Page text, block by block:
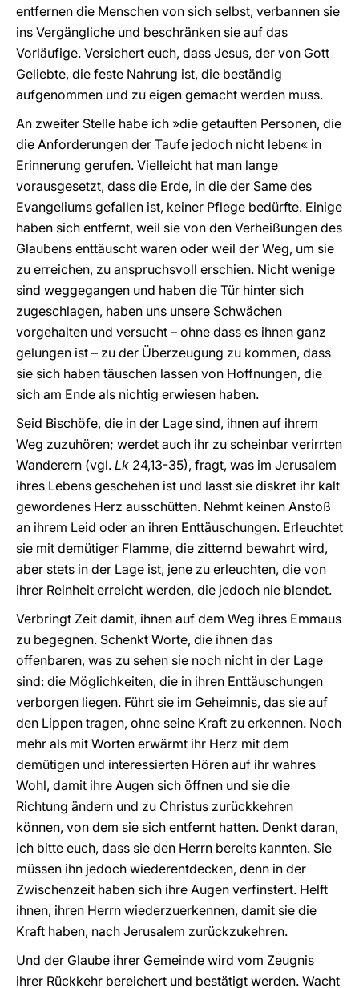
entfernen die Menschen von sich selbst, verbannen sie
ins Vergängliche und beschränken sie auf das
Vorläufige. Versichert euch, dass Jesus, der von Gott
Geliebte, die feste Nahrung ist, die beständig
aufgenommen und zu eigen gemacht werden muss.
An zweiter Stelle habe ich »die getauften Personen, die
die Anforderungen der Taufe jedoch nicht leben« in
Erinnerung gerufen. Vielleicht hat man lange
vorausgesetzt, dass die Erde, in die der Same des
Evangeliums gefallen ist, keiner Pflege bedürfte. Einige
haben sich entfernt, weil sie von den Verheißungen des
Glaubens enttäuscht waren oder weil der Weg, um sie
zu erreichen, zu anspruchsvoll erschien. Nicht wenige
sind weggegangen und haben die Tür hinter sich
zugeschlagen, haben uns unsere Schwächen
vorgehalten und versucht – ohne dass es ihnen ganz
gelungen ist – zu der Überzeugung zu kommen, dass
sie sich haben täuschen lassen von Hoffnungen, die
sich am Ende als nichtig erwiesen haben.
Seid Bischöfe, die in der Lage sind, ihnen auf ihrem
Weg zuzuhören; werdet auch ihr zu scheinbar verirrten
Wanderern (vgl. Lk 24,13-35), fragt, was im Jerusalem
ihres Lebens geschehen ist und lasst sie diskret ihr kalt
gewordenes Herz ausschütten. Nehmt keinen Anstoß
an ihrem Leid oder an ihren Enttäuschungen. Erleuchtet
sie mit demütiger Flamme, die zitternd bewahrt wird,
aber stets in der Lage ist, jene zu erleuchten, die von
ihrer Reinheit erreicht werden, die jedoch nie blendet.
Verbringt Zeit damit, ihnen auf dem Weg ihres Emmaus
zu begegnen. Schenkt Worte, die ihnen das
offenbaren, was zu sehen sie noch nicht in der Lage
sind: die Möglichkeiten, die in ihren Enttäuschungen
verborgen liegen. Führt sie im Geheimnis, das sie auf
den Lippen tragen, ohne seine Kraft zu erkennen. Noch
mehr als mit Worten erwärmt ihr Herz mit dem
demütigen und interessierten Hören auf ihr wahres
Wohl, damit ihre Augen sich öffnen und sie die
Richtung ändern und zu Christus zurückkehren
können, von dem sie sich entfernt hatten. Denkt daran,
ich bitte euch, dass sie den Herrn bereits kannten. Sie
müssen ihn jedoch wiederentdecken, denn in der
Zwischenzeit haben sich ihre Augen verfinstert. Helft
ihnen, ihren Herrn wiederzuerkennen, damit sie die
Kraft haben, nach Jerusalem zurückzukehren.
Und der Glaube ihrer Gemeinde wird vom Zeugnis
ihrer Rückkehr bereichert und bestätigt werden. Wacht